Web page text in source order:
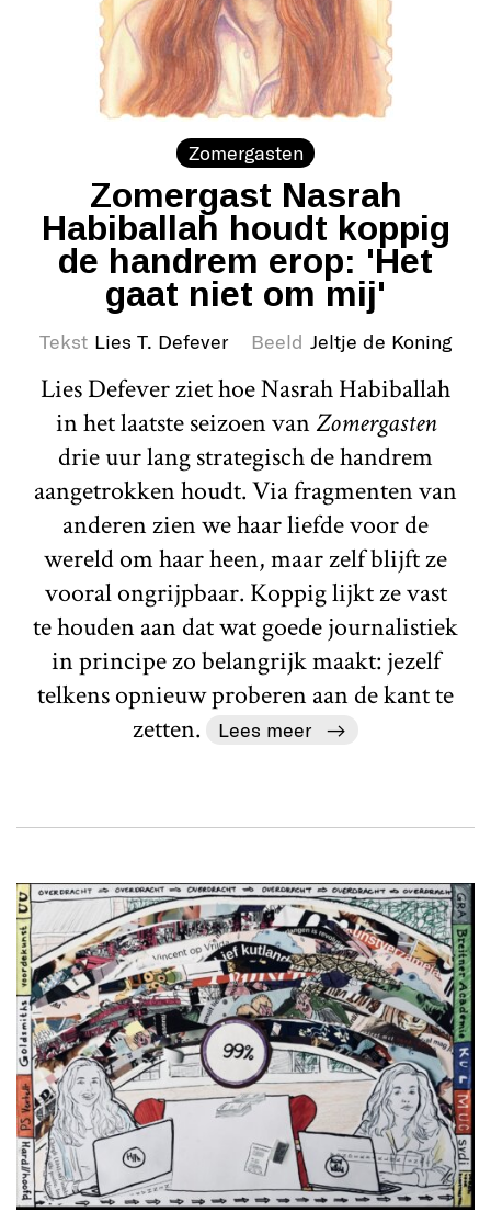
Zomergasten
Zomergast Nasrah
Habiballah houdt koppig
de handrem erop: 'Het
gaat niet om mij'
Tekst Lies T. Defever Beeld Jeltje de Koning
Lies Defever ziet hoe Nasrah Habiballah
in het laatste seizoen vanZomergasten
drie uur lang strategisch de handrem
aangetrokken houdt. Via fragmenten van
anderen zien we haar liefde voor de
wereld om haar heen, maar zelf blijft ze
vooral ongrijpbaar. Koppig lijkt ze vast
te houden aan dat wat goede journalistiek
in principe zo belangrijk maakt: jezelf
telkens opnieuw proberen aan de kant te
zetten.
Lees meer